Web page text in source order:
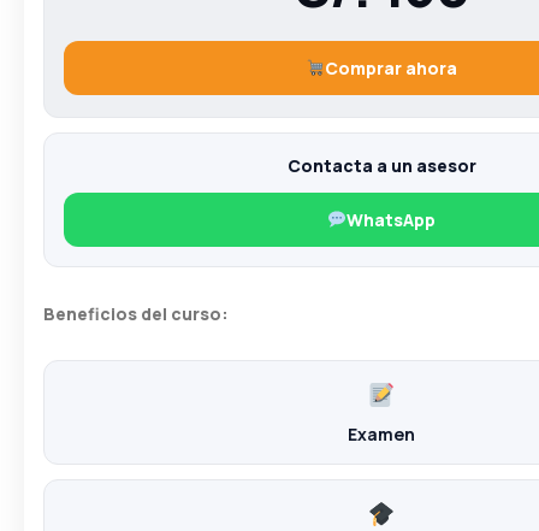
Comprar ahora
Contacta a un asesor
WhatsApp
Beneficios del curso:
Examen